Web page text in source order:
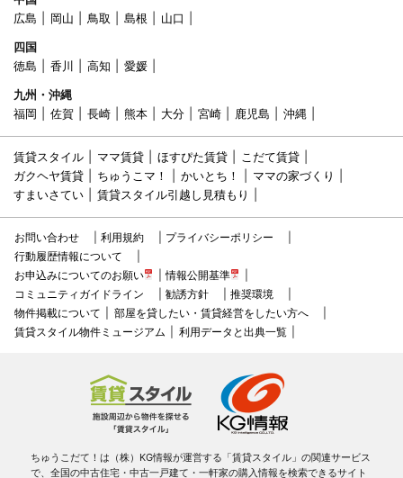
広島
岡山 鳥取 島根
山口
四国
徳島
香川 高知
愛媛
九州・沖縄
福岡
佐賀 長崎 熊本 大分 宮崎 鹿児島 沖縄
賃貸スタイル ママ賃貸 ほすぴた賃貸
こだて賃貸
ガクヘヤ賃貸
ちゅうこマ！ かいとち！
ママの家づくり
すまいさてい
賃貸スタイル引越し見積もり
お問い合わせ 利用規約
プライバシーポリシー
行動履歴情報について
お申込みについてのお願い
情報公開基準
コミュニティガイドライン
勧誘方針
推奨環境
物件掲載について
部屋を貸したい・賃貸経営をしたい方へ
賃貸スタイル物件ミュージアム
利用データと出典一覧
ちゅうこだて！は（株）KG情報が運営する「賃貸スタイル」の関連サービス
で、全国の中古住宅・中古一戸建て・一軒家の購入情報を検索できるサイト